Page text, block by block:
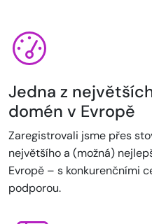
Jedna z
domén v Evropě
Zaregistrovali jsme přes
největšího a (možná)
Evropě – s konkurenčními
podporou.